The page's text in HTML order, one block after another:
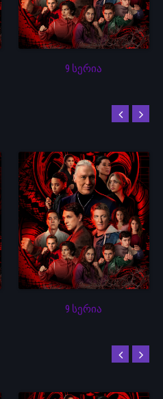
9 სერია
9 სერია